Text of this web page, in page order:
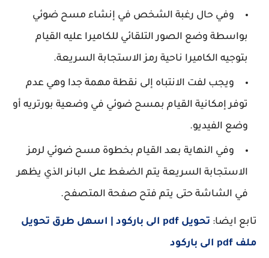
وفي حال رغبة الشخص في إنشاء مسح ضوئي
بواسطة وضع الصور التلقائي للكاميرا عليه القيام
بتوجيه الكاميرا ناحية رمز الاستجابة السريعة.
ويجب لفت الانتباه إلى نقطة مهمة جدا وهي عدم
توفر إمكانية القيام بمسح ضوئي في وضعية بورتريه أو
وضع الفيديو.
وفي النهاية بعد القيام بخطوة مسح ضوئي لرمز
الاستجابة السريعة يتم الضغط على البانر الذي يظهر
في الشاشة حتى يتم فتح صفحة المتصفح.
تابع ايضا:
تحويل pdf الى باركود | اسهل طرق تحويل
ملف pdf الى باركود